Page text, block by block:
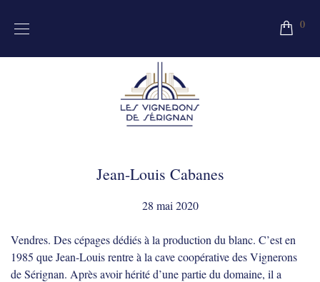
0
Jean-Louis Cabanes
28 mai 2020
Vendres. Des cépages dédiés à la production du blanc. C’est en
1985 que Jean-Louis rentre à la cave coopérative des Vignerons
de Sérignan. Après avoir hérité d’une partie du domaine, il a